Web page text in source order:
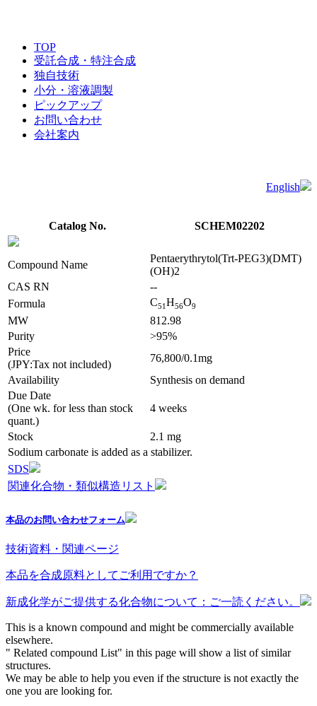
TOP
受託合成・特注合成
独自技術
小分・溶液調製
ピックアップ
お問い合わせ
会社案内
English
Catalog No. SCHEM02202
Compound Name
Pentaerythrytol(Trt-PEG3)(DMT)
(OH)2
CAS RN
--
Formula
C51H56O9
MW
812.98
Purity
>95%
Price
(JPY:Tax not included)
76,800/0.1mg
Availability
Synthesis on demand
Due Date
(One wk. for less than stock
quant.)
4 weeks
Stock
2.1 mg
Sodium carbonate is added as a stabilizer.
SDS
関連化合物・類似構造リスト
本品のお問い合わせフォーム
技術資料・関連ページ
本品を合成原料としてご利用ですか？
新成化学がご提供する化合物について：ご一読ください。
This is a known compound and might be commercially available
elsewhere.
" Related compound List" in this page will show a list of similar
structures.
We may be able to help you even if the structure is not exactly the
one you are looking for.